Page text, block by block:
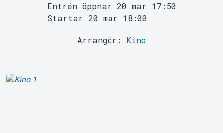
Entrén öppnar 20 mar 17:50
Startar 20 mar 18:00
Arrangör: Kino